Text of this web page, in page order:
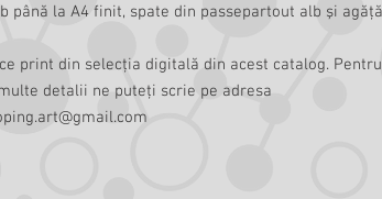
până la A4 finit, spate din passepartout alb şi
print din selecţia digitală din acest catalog. Pentru
detalii ne puteţi scrie pe adresa